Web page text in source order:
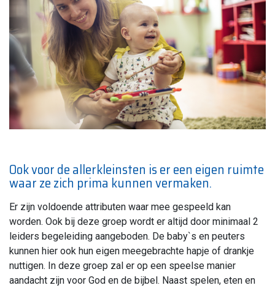
Ook voor de allerkleinsten is er een eigen ruimte
waar ze zich prima kunnen vermaken.
Er zijn voldoende attributen waar mee gespeeld kan
worden. Ook bij deze groep wordt er altijd door minimaal 2
leiders begeleiding aangeboden. De baby`s en peuters
kunnen hier ook hun eigen meegebrachte hapje of drankje
nuttigen. In deze groep zal er op een speelse manier
aandacht zijn voor God en de bijbel. Naast spelen, eten en